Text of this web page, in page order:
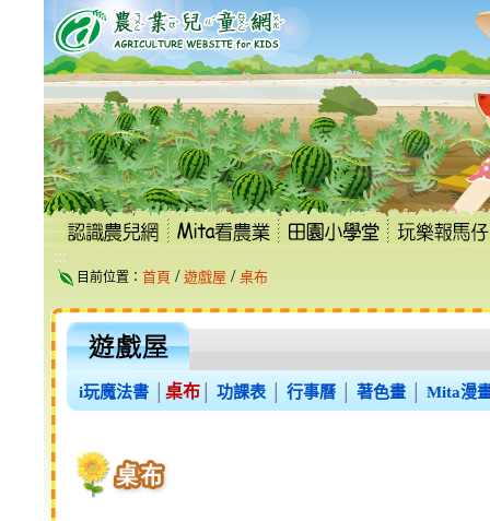
到
主
要
內
容
區
塊
:::
目前位置： 首頁 / 遊戲屋 / 桌布
i玩魔法書 桌布 功課表 行事曆 著色畫 Mita漫